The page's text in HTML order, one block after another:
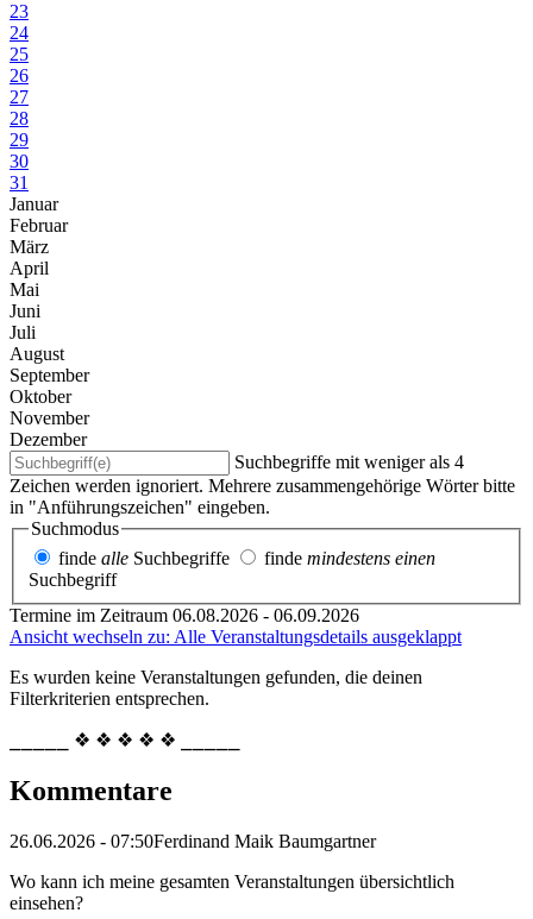
23
24
25
26
27
28
29
30
31
Januar
Februar
März
April
Mai
Juni
Juli
August
September
Oktober
November
Dezember
Suchbegriffe mit weniger als 4
Zeichen werden ignoriert. Mehrere zusammengehörige Wörter bitte
in "Anführungszeichen" eingeben.
Suchmodus
finde alle Suchbegriffe finde mindestens einen
Suchbegriff
Termine im Zeitraum 06.08.2026 - 06.09.2026
Ansicht wechseln zu: Alle Veranstaltungsdetails ausgeklappt
Es wurden keine Veranstaltungen gefunden, die deinen
Filterkriterien entsprechen.
⎯⎯⎯⎯⎯ ❖ ❖ ❖ ❖ ❖ ⎯⎯⎯⎯⎯
Kommentare
26.06.2026 - 07:50Ferdinand Maik Baumgartner
Wo kann ich meine gesamten Veranstaltungen übersichtlich
einsehen?